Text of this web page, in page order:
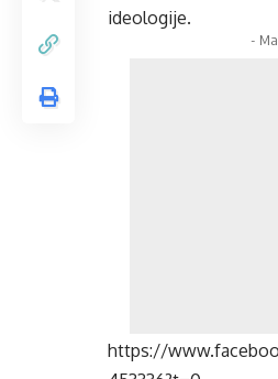
ideologije.
-
https://